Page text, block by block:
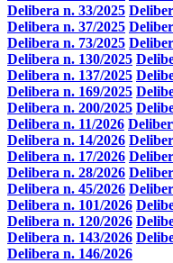
Delibera n. 33/2025
Delibera n. 37/2025
Delibera n. 73/2025
Delibera n. 130/2025
Delibera n. 137/2025
Delibera n. 169/2025
Delibera n. 200/2025
Delibera n. 11/2026
Delibera n. 14/2026
Delibera n. 17/2026
Delibera n. 28/2026
Delibera n. 45/2026
Delibera n. 101/2026
Delibera n. 120/2026
Delibera n. 143/2026
Delibera n. 146/2026